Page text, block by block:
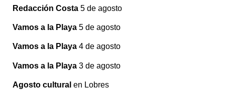
Redacción Costa 5 de agosto
Vamos a la Playa 5 de agosto
Vamos a la Playa 4 de agosto
Vamos a la Playa 3 de agosto
Agosto cultural en Lobres